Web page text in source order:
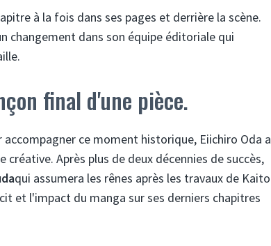
à la fois dans ses pages et derrière la scène.
changement dans son équipe éditoriale qui
final d'une pièce.
ce moment historique, Eiichiro Oda a
Après plus de deux décennies de succès,
qui assumera les rênes après les travaux de Kaito
et l'impact du manga sur ses derniers chapitres